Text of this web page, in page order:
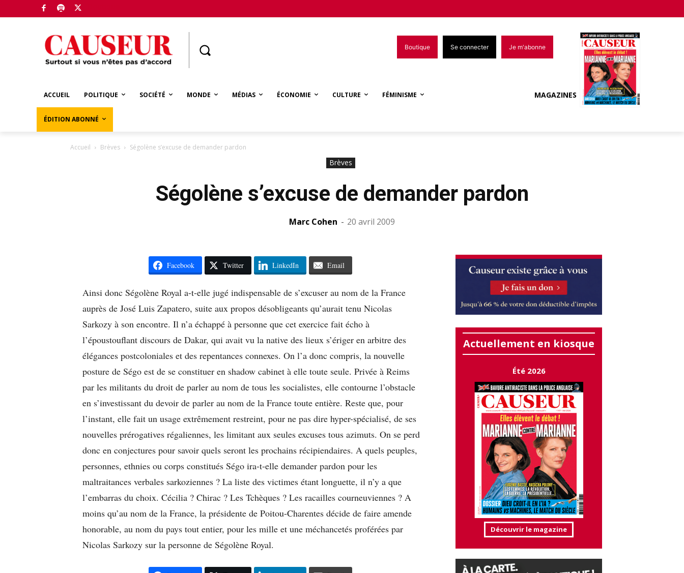
Boutique Se connecter Je m'abonne
ACCUEIL POLITIQUE SOCIÉTÉ MONDE MÉDIAS ÉCONOMIE CULTURE FÉMINISME
ÉDITION ABONNÉ
MAGAZINES
Accueil Brèves Ségolène s’excuse de demander pardon
Brèves
Ségolène s’excuse de demander pardon
Marc Cohen - 20 avril 2009
Facebook Twitter LinkedIn Email
Ainsi donc Ségolène Royal a-t-elle jugé indispensable de s’excuser au nom de la France
auprès de José Luis Zapatero, suite aux propos désobligeants qu’aurait tenu Nicolas
Sarkozy à son encontre. Il n’a échappé à personne que cet exercice fait écho à
l’époustouflant discours de Dakar, qui avait vu la native des lieux s’ériger en arbitre des
élégances postcoloniales et des repentances connexes. On l’a donc compris, la nouvelle
posture de Ségo est de se constituer en shadow cabinet à elle toute seule. Privée à Reims
par les militants du droit de parler au nom de tous les socialistes, elle contourne l’obstacle
en s’investissant du devoir de parler au nom de la France toute entière. Reste que, pour
l’instant, elle fait un usage extrêmement restreint, pour ne pas dire hyper-spécialisé, de ses
nouvelles prérogatives régaliennes, les limitant aux seules excuses tous azimuts. On se perd
donc en conjectures pour savoir quels seront les prochains récipiendaires. A quels peuples,
personnes, ethnies ou corps constitués Ségo ira-t-elle demander pardon pour les
maltraitances verbales sarkoziennes ? La liste des victimes étant longuette, il n’y a que
l’embarras du choix. Cécilia ? Chirac ? Les Tchèques ? Les racailles courneuviennes ? A
moins qu’au nom de la France, la présidente de Poitou-Charentes décide de faire amende
honorable, au nom du pays tout entier, pour les mille et une méchancetés proférées par
Nicolas Sarkozy sur la personne de Ségolène Royal.
Actuellement en kiosque
Été 2026
Découvrir le magazine